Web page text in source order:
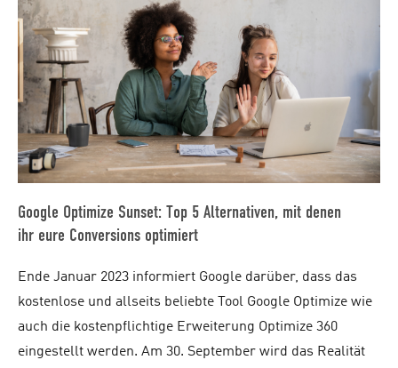
Google Optimize Sunset: Top 5 Alternativen, mit denen
ihr eure Conversions optimiert
Ende Januar 2023 informiert Google darüber, dass das
kostenlose und allseits beliebte Tool Google Optimize wie
auch die kostenpflichtige Erweiterung Optimize 360
eingestellt werden. Am 30. September wird das Realität